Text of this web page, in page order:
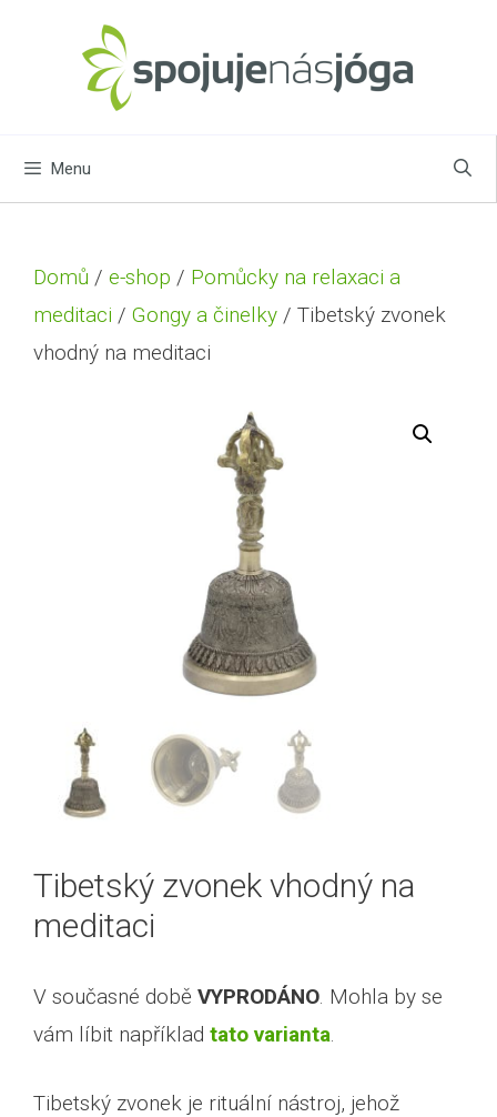
Menu
Domů / e-shop / Pomůcky na relaxaci a
meditaci / Gongy a činelky / Tibetský zvonek
vhodný na meditaci
Tibetský zvonek vhodný na
meditaci
V současné době VYPRODÁNO . Mohla by se
vám líbit například tato varianta
Tibetský zvonek je rituální nástroj, jehož